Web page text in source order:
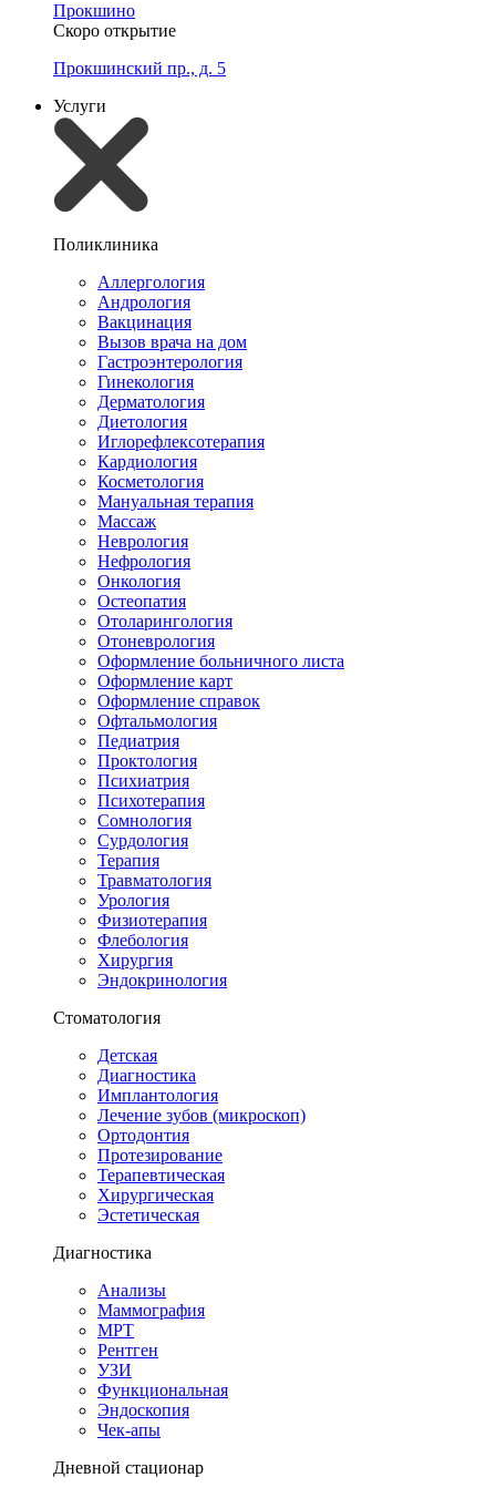
Прокшино
Скоро открытие
Прокшинский пр., д. 5
Услуги
Поликлиника
Аллергология
Андрология
Вакцинация
Вызов врача на дом
Гастроэнтерология
Гинекология
Дерматология
Диетология
Иглорефлексотерапия
Кардиология
Косметология
Мануальная терапия
Массаж
Неврология
Нефрология
Онкология
Остеопатия
Отоларингология
Отоневрология
Оформление больничного листа
Оформление карт
Оформление справок
Офтальмология
Педиатрия
Проктология
Психиатрия
Психотерапия
Сомнология
Сурдология
Терапия
Травматология
Урология
Физиотерапия
Флебология
Хирургия
Эндокринология
Стоматология
Детская
Диагностика
Имплантология
Лечение зубов (микроскоп)
Ортодонтия
Протезирование
Терапевтическая
Хирургическая
Эстетическая
Диагностика
Анализы
Маммография
МРТ
Рентген
УЗИ
Функциональная
Эндоскопия
Чек-апы
Дневной стационар